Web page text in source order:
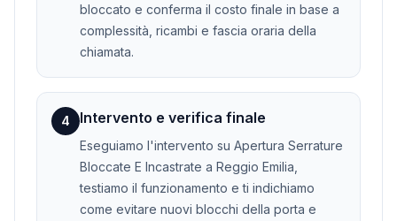
bloccato e conferma il costo finale in base a
complessità, ricambi e fascia oraria della
chiamata.
4 Intervento e verifica finale
Eseguiamo l'intervento su Apertura Serrature
Bloccate E Incastrate a Reggio Emilia,
testiamo il funzionamento e ti indichiamo
come evitare nuovi blocchi della porta e